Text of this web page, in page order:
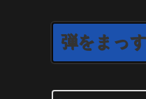
弾をまっ